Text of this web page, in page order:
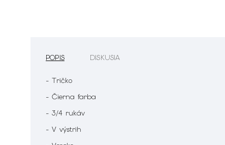
POPIS DISKUSIA
- Tričko
- Čierna farba
- 3/4 rukáv
- V výstrih